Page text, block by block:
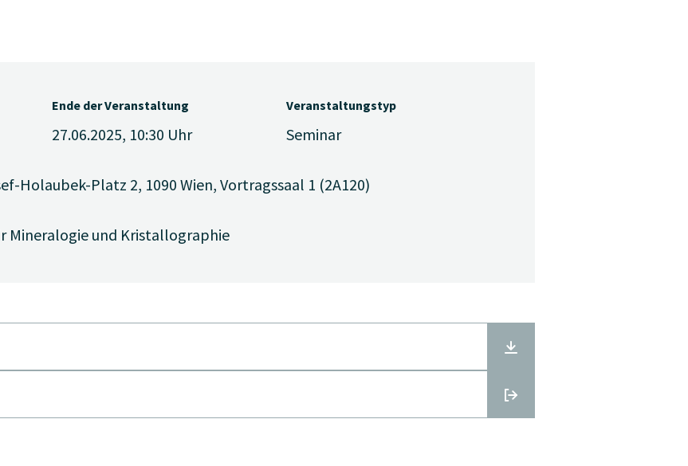
Ende der Veranstaltung
27.06.2025, 10:30 Uhr
Veranstaltungstyp
Seminar
Holaubek-Platz 2, 1090 Wien, Vortragssaal 1 (2A120)
Mineralogie und Kristallographie